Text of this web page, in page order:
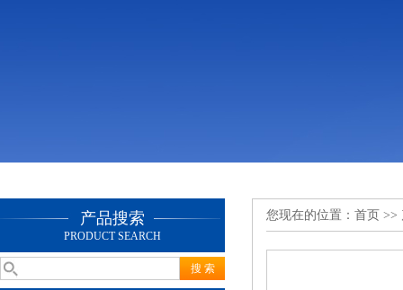
产品搜索
PRODUCT SEARCH
您现在的位置： 首页 >>